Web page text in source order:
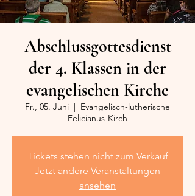
Abschlussgottesdienst
der 4. Klassen in der
evangelischen Kirche
Fr., 05. Juni
  |
Evangelisch-lutherische
Felicianus-Kirch
Tickets stehen nicht zum Verkauf
Jetzt andere Veranstaltungen
ansehen